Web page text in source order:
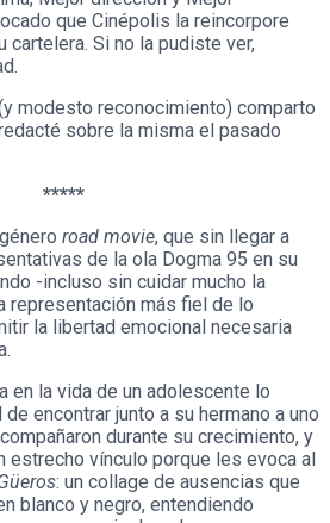
que Cinépolis la reincorpore
cartelera. Si no la pudiste ver,
modesto reconocimiento) comparto
sobre la misma el pasado
*****
road movie, que sin llegar a
de la ola Dogma 95 en su
-incluso sin cuidar mucho la
representación más fiel de lo
la libertad emocional necesaria
en la vida de un adolescente lo
encontrar junto a su hermano a uno
durante su crecimiento, y
estrecho vínculo porque les evoca al
: un collage de ausencias que
blanco y negro, entendiendo